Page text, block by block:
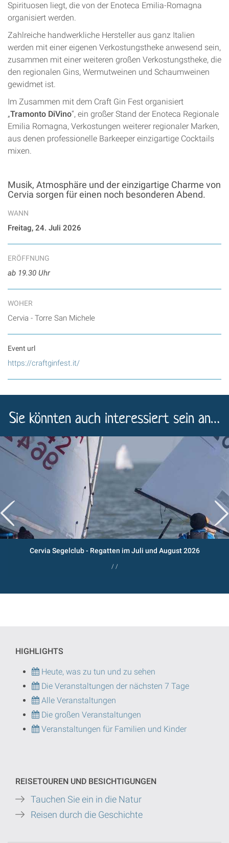
Spirituosen liegt, die von der Enoteca Emilia-Romagna
organisiert werden.
Zahlreiche handwerkliche Hersteller aus ganz Italien
werden mit einer eigenen Verkostungstheke anwesend sein,
zusammen mit einer weiteren großen Verkostungstheke, die
den regionalen Gins, Wermutweinen und Schaumweinen
gewidmet ist.
Im Zusammen mit dem Craft Gin Fest organisiert
„Tramonto DiVino“, ein großer Stand der Enoteca Regionale
Emilia Romagna, Verkostungen weiterer regionaler Marken,
aus denen professionelle Barkeeper einzigartige Cocktails
mixen.
Musik, Atmosphäre und der einzigartige Charme von
Cervia sorgen für einen noch besonderen Abend.
WANN
Freitag, 24. Juli 2026
ERÖFFNUNG
ab 19.30 Uhr
WOHER
Cervia - Torre San Michele
Event url
https://craftginfest.it/
Sie könnten auch interessiert sein an…
Cervia Segelclub - Regatten im Juli und August 2026
/ /
HIGHLIGHTS
Heute, was zu tun und zu sehen
Die Veranstaltungen der nächsten 7 Tage
Alle Veranstaltungen
Die großen Veranstaltungen
Veranstaltungen für Familien und Kinder
REISETOUREN UND BESICHTIGUNGEN
Tauchen Sie ein in die Natur
Reisen durch die Geschichte